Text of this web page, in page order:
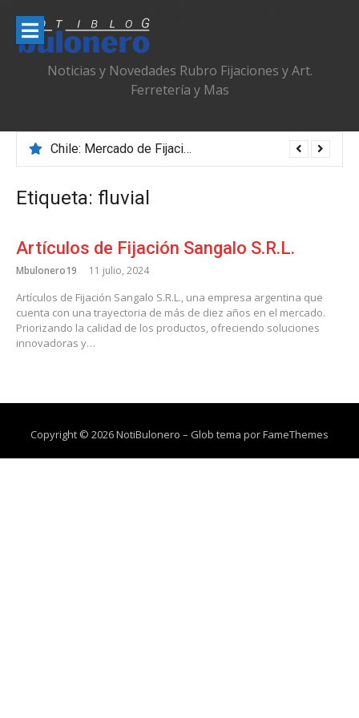
contenido
Noticias y Novedades Rubro Fijaciones y Art.
Ferretería y Mas
Chile: Mercado de Fijaciones & Ferretería que se Adapta, Profesionaliza y Transforma
Etiqueta: fluvial
Artículos de Fijación Sangalo S.R.L.
Mbulonero19 11 julio, 2024
Artículos de Fijación Sangalo S.R.L., una empresa argentina que
cuenta con una trayectoria de más de diez años en el mercado.
Priorizando la calidad de los productos, ofreciendo soluciones
innovadoras y…
Copyright © 2026 NotiBulonero – Glob tema porFameThemes